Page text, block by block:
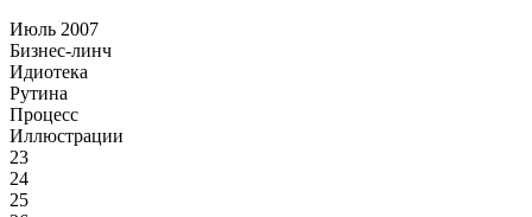
Июль 2007
Бизнес-линч
Идиотека
Рутина
Процесс
Иллюстрации
23
24
25